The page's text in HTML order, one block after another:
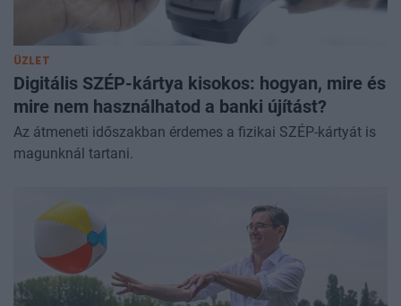
ÜZLET
Digitális SZÉP-kártya kisokos: hogyan, mire és
mire nem használhatod a banki újítást?
Az átmeneti időszakban érdemes a fizikai SZÉP-kártyát is
magunknál tartani.